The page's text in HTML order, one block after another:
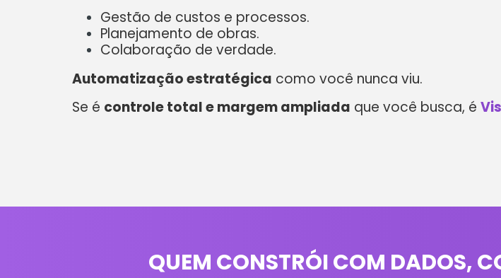
Gestão de custos e processos.
Planejamento de obras.
Colaboração de verdade.
Automatização estratégica como você nunca viu.
Se é controle total e margem ampliada que você busca, é
QUEM CONSTRÓI COM DADOS,